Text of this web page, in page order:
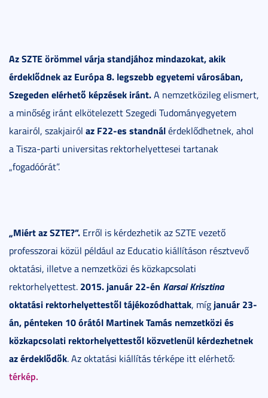
Az SZTE örömmel várja standjához mindazokat, akik
érdeklődnek az Európa 8. legszebb egyetemi városában,
Szegeden elérhető képzések iránt.A nemzetközileg elismert,
a minőség iránt elkötelezett Szegedi Tudományegyetem
karairól, szakjairól az F22-es standnálérdeklődhetnek, ahol
a Tisza-parti universitas rektorhelyettesei tartanak
„fogadóórát”.
„Miért az SZTE?”. Erről is kérdezhetik az SZTE vezető
professzorai közül például az Educatio kiállításon résztvevő
oktatási, illetve a nemzetközi és közkapcsolati
rektorhelyettest. 2015. január 22-én Karsai Krisztina
oktatási rektorhelyettestől tájékozódhattak, míg január 23-
án, pénteken 10 órától Martinek Tamás nemzetközi és
közkapcsolati rektorhelyettestől közvetlenül kérdezhetnek
az érdeklődők. Az oktatási kiállítás térképe itt elérhető:
térkép.